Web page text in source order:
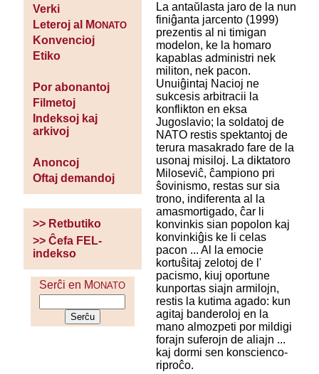
Verki
Leteroj al MONATO
Konvencioj
Etiko
Por abonantoj
Filmetoj
Indeksoj kaj
arkivoj
Anoncoj
Oftaj demandoj
>> Retbutiko
>> Ĉefa FEL-
indekso
Serĉi en MONATO
La antaŭlasta jaro de la nun
finiĝanta jarcento (1999)
prezentis al ni timigan
modelon, ke la homaro
kapablas administri nek
militon, nek pacon.
Unuiĝintaj Nacioj ne
sukcesis arbitracii la
konflikton en eksa
Jugoslavio; la soldatoj de
NATO restis spektantoj de
terura masakrado fare de la
usonaj misiloj. La diktatoro
Miloseviĉ, ĉampiono pri
ŝovinismo, restas sur sia
trono, indiferenta al la
amasmortigado, ĉar li
konvinkis sian popolon kaj
konvinkiĝis ke li celas
pacon ... Al la emocie
kortuŝitaj zelotoj de l'
pacismo, kiuj oportune
kunportas siajn armilojn,
restis la kutima agado: kun
agitaj banderoloj en la
mano almozpeti por mildigi
forajn suferojn de aliajn ...
kaj dormi sen konscienco-
riproĉo.